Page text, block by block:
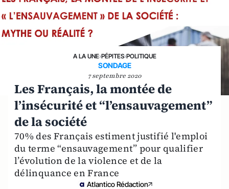
A LA UNE›PÉPITES›POLITIQUE
SONDAGE
7 septembre 2020
Les Français, la montée de
l’insécurité et “l’ensauvagement”
de la société
70% des Français estiment justifié l'emploi
du terme “ensauvagement” pour qualifier
l’évolution de la violence et de la
délinquance en France
Atlantico Rédaction